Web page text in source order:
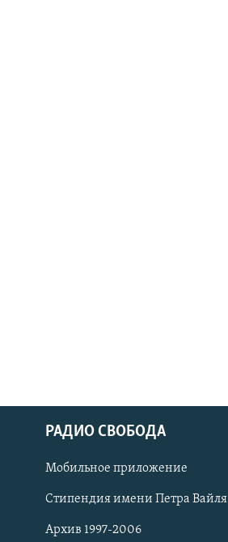
СОЦИАЛЬНЫЕ СЕТИ
РАДИО СВОБОДА
Мобильное приложение
Стипендия имени Петра Вайля
Архив 1997-2006